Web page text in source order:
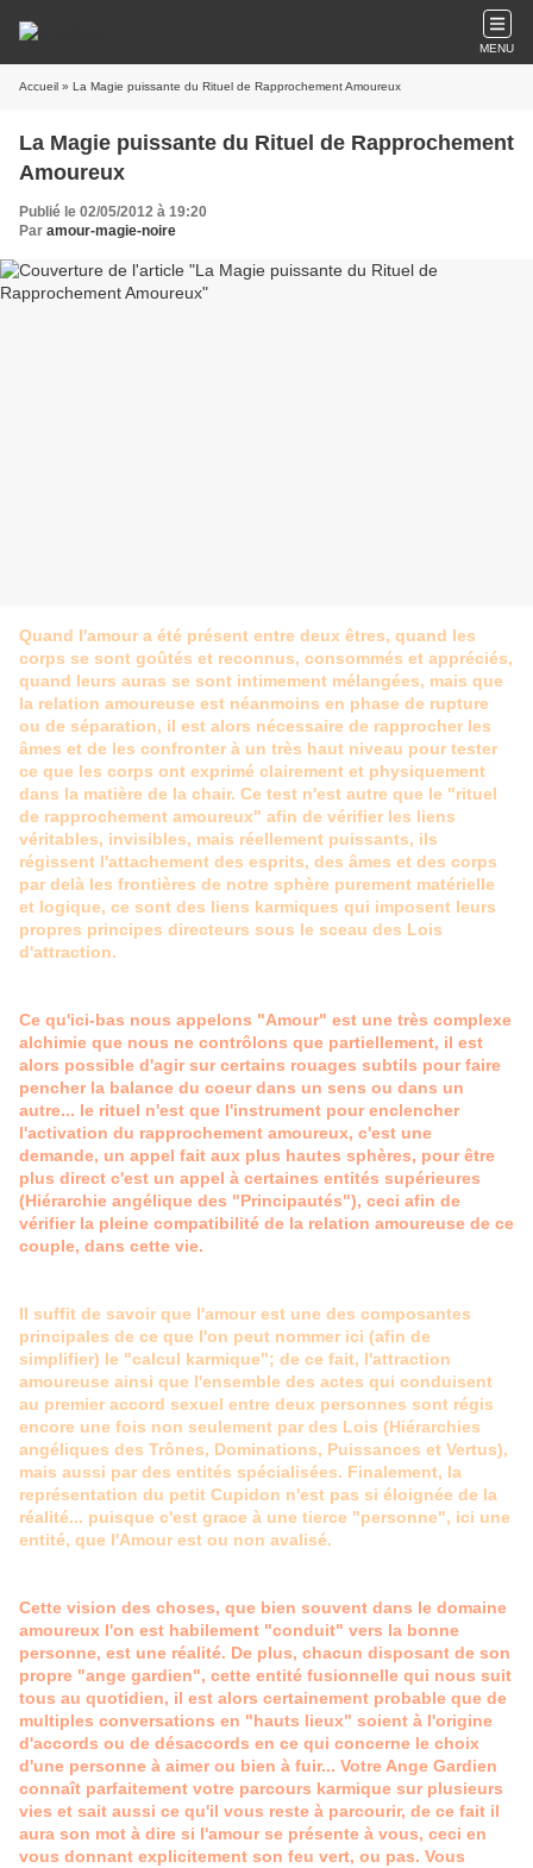
MENU
Accueil » La Magie puissante du Rituel de Rapprochement Amoureux
La Magie puissante du Rituel de Rapprochement
Amoureux
Publié le 02/05/2012 à 19:20
Par amour-magie-noire
Quand l'amour a été présent entre deux êtres, quand les
corps se sont goûtés et reconnus, consommés et appréciés,
quand leurs auras se sont intimement mélangées, mais que
la relation amoureuse est néanmoins en phase de rupture
ou de séparation, il est alors nécessaire de rapprocher les
âmes et de les confronter à un très haut niveau pour tester
ce que les corps ont exprimé clairement et physiquement
dans la matière de la chair. Ce test n'est autre que le "rituel
de rapprochement amoureux" afin de vérifier les liens
véritables, invisibles, mais réellement puissants, ils
régissent l'attachement des esprits, des âmes et des corps
par delà les frontières de notre sphère purement matérielle
et logique, ce sont des liens karmiques qui imposent leurs
propres principes directeurs sous le sceau des Lois
d'attraction.
Ce qu'ici-bas nous appelons "Amour" est une très complexe
alchimie que nous ne contrôlons que partiellement, il est
alors possible d'agir sur certains rouages subtils pour faire
pencher la balance du coeur dans un sens ou dans un
autre... le rituel n'est que l'instrument pour enclencher
l'activation du rapprochement amoureux, c'est une
demande, un appel fait aux plus hautes sphères, pour être
plus direct c'est un appel à certaines entités supérieures
(Hiérarchie angélique des "Principautés"), ceci afin de
vérifier la pleine compatibilité de la relation amoureuse de ce
couple, dans cette vie.
Il suffit de savoir que l'amour est une des composantes
principales de ce que l'on peut nommer ici (afin de
simplifier) le "calcul karmique"; de ce fait, l'attraction
amoureuse ainsi que l'ensemble des actes qui conduisent
au premier accord sexuel entre deux personnes sont régis
encore une fois non seulement par des Lois (Hiérarchies
angéliques des Trônes, Dominations, Puissances et Vertus),
mais aussi par des entités spécialisées. Finalement, la
représentation du petit Cupidon n'est pas si éloignée de la
réalité... puisque c'est grace à une tierce "personne", ici une
entité, que l'Amour est ou non avalisé.
Cette vision des choses, que bien souvent dans le domaine
amoureux l'on est habilement "conduit" vers la bonne
personne, est une réalité. De plus, chacun disposant de son
propre "ange gardien", cette entité fusionnelle qui nous suit
tous au quotidien, il est alors certainement probable que de
multiples conversations en "hauts lieux" soient à l'origine
d'accords ou de désaccords en ce qui concerne le choix
d'une personne à aimer ou bien à fuir... Votre Ange Gardien
connaît parfaitement votre parcours karmique sur plusieurs
vies et sait aussi ce qu'il vous reste à parcourir, de ce fait il
aura son mot à dire si l'amour se présente à vous, ceci en
vous donnant explicitement son feu vert, ou pas. Vous